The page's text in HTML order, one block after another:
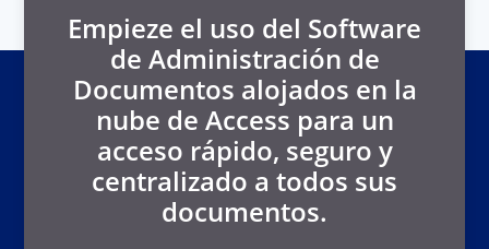
Empieze el uso del Software
de Administración de
Documentos alojados en la
nube de Access para un
acceso rápido, seguro y
centralizado a todos sus
documentos.